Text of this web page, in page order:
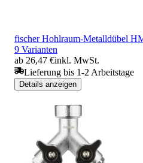
fischer Hohlraum-Metalldübel
9 Varianten
ab 26,47 €inkl. MwSt.
Lieferung bis 1-2 Arbeitstage
Details anzeigen